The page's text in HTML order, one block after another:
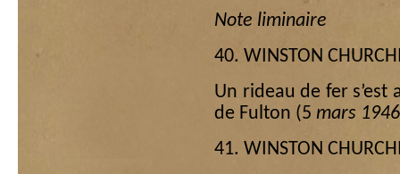
Note liminaire
40. WINSTON
Un rideau de fer
de Fulton (5 mars
41. WINSTON